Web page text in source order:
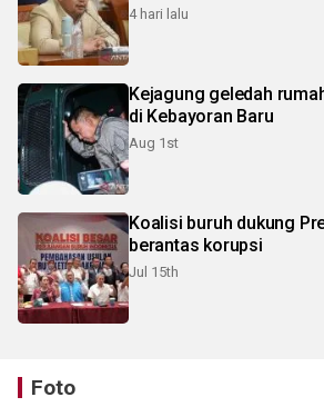
4 hari lalu
Kejagung geledah
di Kebayoran Baru
Aug 1st
Koalisi buruh dukung
berantas korupsi
Jul 15th
Foto